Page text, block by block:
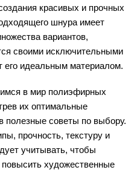
красивых и прочных
шнура имеет
вариантов,
своими исключительными
его идеальным материалом.
в мир полиэфирных
их оптимальные
полезные советы по выбору.
прочность, текстуру и
учитывать, чтобы
художественные